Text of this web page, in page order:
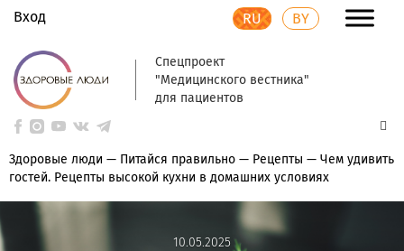
Вход RU BY
Спецпроект
"Медицинского вестника"
для пациентов
Здоровые люди — Питайся правильно — Рецепты — Чем удивить
гостей. Рецепты высокой кухни в домашних условиях
10.05.2025